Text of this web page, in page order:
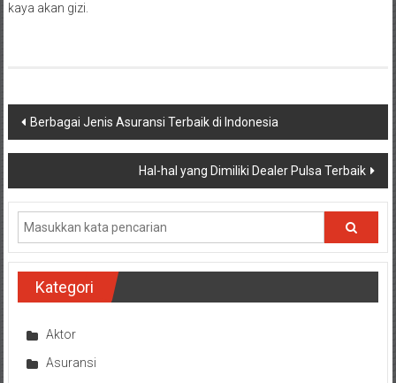
kaya akan gizi.
Navigasi
pos
Berbagai Jenis Asuransi Terbaik di Indonesia
Hal-hal yang Dimiliki Dealer Pulsa Terbaik
Kategori
Aktor
Asuransi